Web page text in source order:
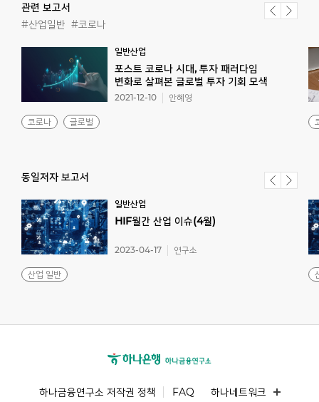
관련 보고서
#산업일반 #코로나
일반산업
포스트 코로나 시대, 투자 패러다임
변화로 살펴본 글로벌 투자 기회 모색
코로나 글로벌
2021-12-10 안혜영
동일저자 보고서
일반산업
HIF월간 산업 이슈(4월)
산업 일반
2023-04-17 연구소
하나금융연구소 저작권 정책 FAQ 하나네트워크